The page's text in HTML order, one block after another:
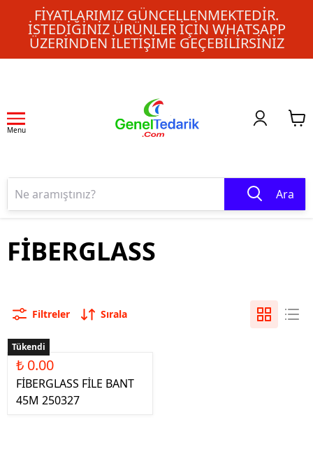
FIYATLARIMIZ GÜNCELLENMEKTEDIR.
İSTEDIĞINIZ ÜRÜNLER IÇIN WHATSAPP
ÜZERINDEN ILETIŞIME GEÇEBILIRSINIZ
Menu
Ara
FİBERGLASS
Filtreler Sırala
Tükendi
₺ 0.00
FİBERGLASS FİLE BANT
45M 250327